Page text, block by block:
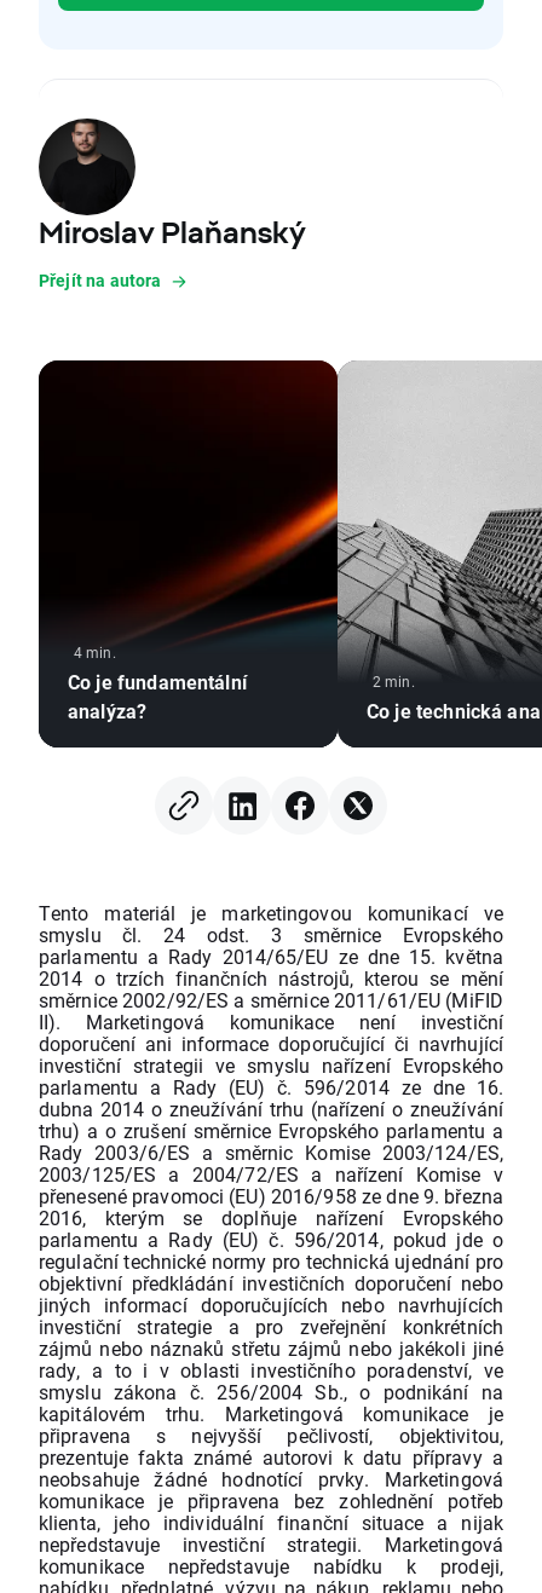
Miroslav Plaňanský
Přejít na autora
4 min.
Co je fundamentální
analýza?
2 min.
Co je technická
Tento materiál je marketingovou komunikací ve
smyslu čl. 24 odst. 3 směrnice Evropského
parlamentu a Rady 2014/65/EU ze dne 15. května
2014 o trzích finančních nástrojů, kterou se mění
směrnice 2002/92/ES a směrnice 2011/61/EU (MiFID
II). Marketingová komunikace není investiční
doporučení ani informace doporučující či navrhující
investiční strategii ve smyslu nařízení Evropského
parlamentu a Rady (EU) č. 596/2014 ze dne 16.
dubna 2014 o zneužívání trhu (nařízení o zneužívání
trhu) a o zrušení směrnice Evropského parlamentu a
Rady 2003/6/ES a směrnic Komise 2003/124/ES,
2003/125/ES a 2004/72/ES a nařízení Komise v
přenesené pravomoci (EU) 2016/958 ze dne 9. března
2016, kterým se doplňuje nařízení Evropského
parlamentu a Rady (EU) č. 596/2014, pokud jde o
regulační technické normy pro technická ujednání pro
objektivní předkládání investičních doporučení nebo
jiných informací doporučujících nebo navrhujících
investiční strategie a pro zveřejnění konkrétních
zájmů nebo náznaků střetu zájmů nebo jakékoli jiné
rady, a to i v oblasti investičního poradenství, ve
smyslu zákona č. 256/2004 Sb., o podnikání na
kapitálovém trhu. Marketingová komunikace je
připravena s nejvyšší pečlivostí, objektivitou,
prezentuje fakta známé autorovi k datu přípravy a
neobsahuje žádné hodnotící prvky. Marketingová
komunikace je připravena bez zohlednění potřeb
klienta, jeho individuální finanční situace a nijak
nepředstavuje investiční strategii. Marketingová
komunikace nepředstavuje nabídku k prodeji,
nabídku, předplatné, výzvu na nákup, reklamu nebo